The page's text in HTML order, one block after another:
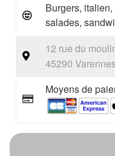
Burgers,
salades,
12 rue du
45290
Moyens de